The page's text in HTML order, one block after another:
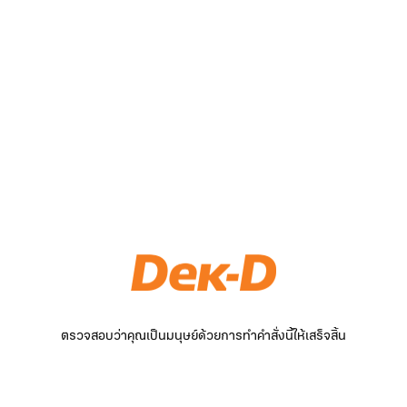
ตรวจสอบว่าคุณเป็นมนุษย์ด้วยการทำคำสั่งนี้ให้เสร็จสิ้น